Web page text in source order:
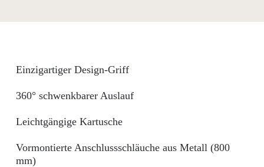
Einzigartiger Design-Griff
360° schwenkbarer Auslauf
Leichtgängige Kartusche
Vormontierte Anschlussschläuche aus Metall (800
mm)